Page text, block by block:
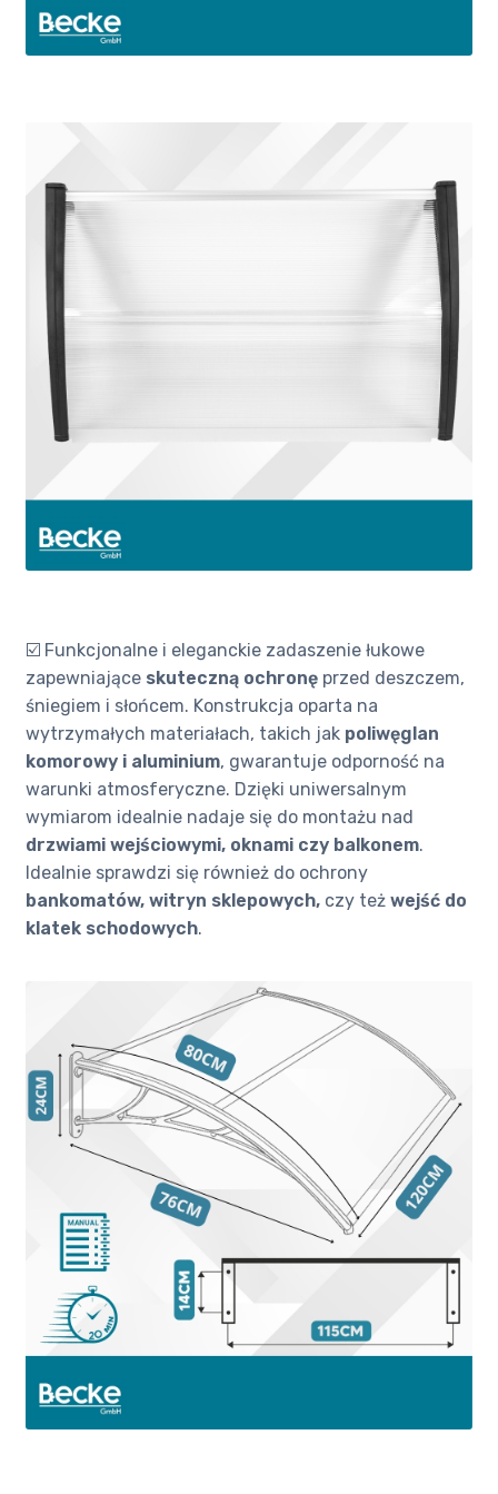
☑️ Funkcjonalne i eleganckie zadaszenie łukowe
zapewniające skuteczną ochronęprzed deszczem,
śniegiem i słońcem. Konstrukcja oparta na
wytrzymałych materiałach, takich jak poliwęglan
komorowy i aluminium, gwarantuje odporność na
warunki atmosferyczne. Dzięki uniwersalnym
wymiarom idealnie nadaje się do montażu nad
drzwiami wejściowymi, oknami czy balkonem.
Idealnie sprawdzi się również do ochrony
bankomatów, witryn sklepowych,czy też wejść do
klatek schodowych.